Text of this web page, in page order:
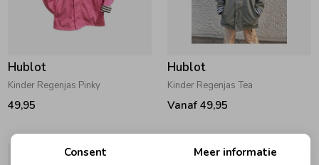
Boxpakjes
Rompers
Rokken & Skorts
Jumpsuits
Beenmode
Winteraccessoires
Hublot
Kinder Regenjas Pinky
49,95
Hublot
Kinder Regenjas Tea
Vanaf 49,95
Consent Meer informatie